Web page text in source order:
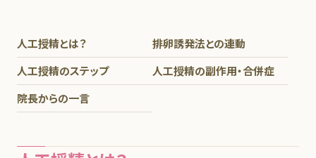
当院で実施している不妊検査
卵管造影検査について
卵管鏡下卵管形成術(FT)
体外受精について
人工授精とは？
排卵誘発法との連動
人工授精のステップ
人工授精の副作用・合併症
院長からの一言